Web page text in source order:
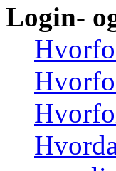
Login-